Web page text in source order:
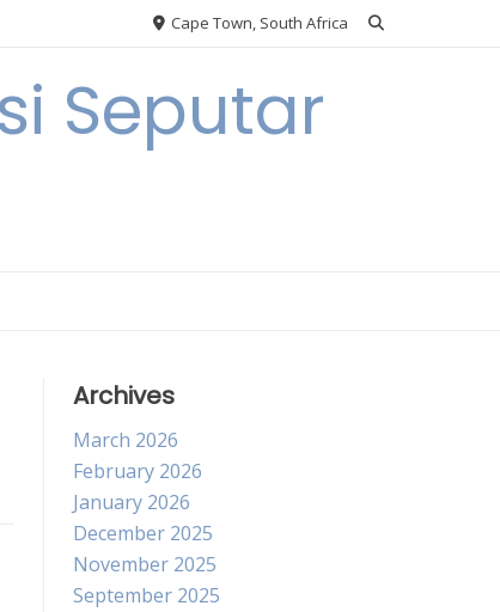
Cape Town, South Africa
Seputar
Archives
March 2026
February 2026
January 2026
December 2025
November 2025
September 2025